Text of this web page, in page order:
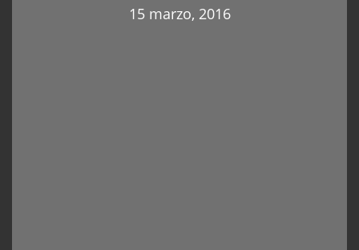
15 marzo, 2016